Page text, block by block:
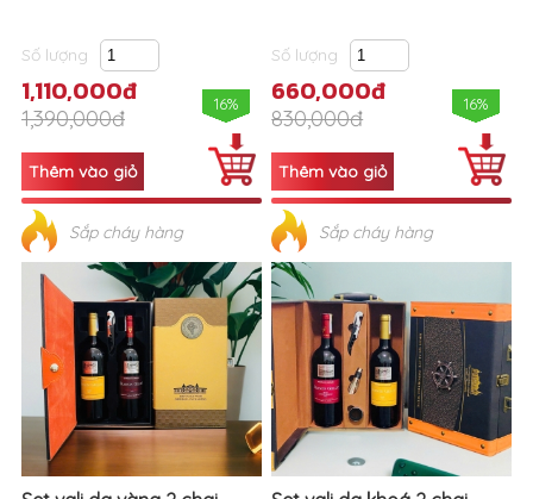
Số lượng
1,110,000đ
1,390,000đ
16%
Sắp cháy hàng
Số lượng
660,000đ
830,000đ
16%
Sắp cháy hàng